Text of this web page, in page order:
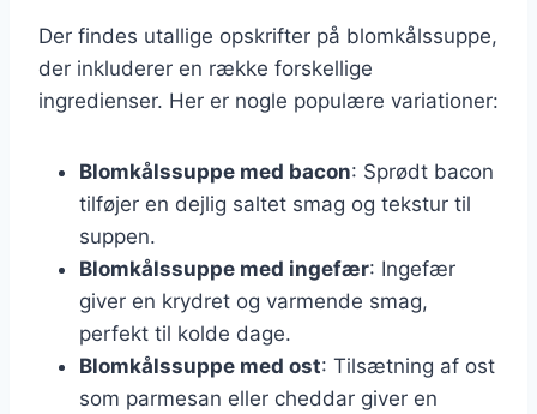
Der findes utallige opskrifter på blomkålssuppe,
der inkluderer en række forskellige
ingredienser. Her er nogle populære variationer:
Blomkålssuppe med bacon: Sprødt bacon
tilføjer en dejlig saltet smag og tekstur til
suppen.
Blomkålssuppe med ingefær: Ingefær
giver en krydret og varmende smag,
perfekt til kolde dage.
Blomkålssuppe med ost: Tilsætning af ost
som parmesan eller cheddar giver en